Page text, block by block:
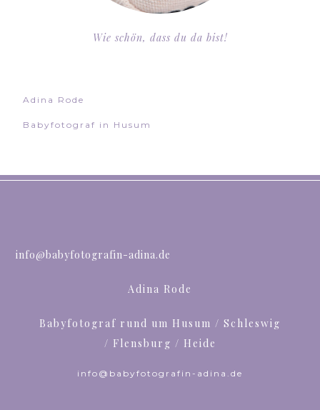
Wie schön, dass du da bist!
Adina Rode
Babyfotograf in Husum
info@babyfotografin-adina.de
Adina Rode
Babyfotograf rund um Husum / Schleswig
/ Flensburg / Heide
info@babyfotografin-adina.de